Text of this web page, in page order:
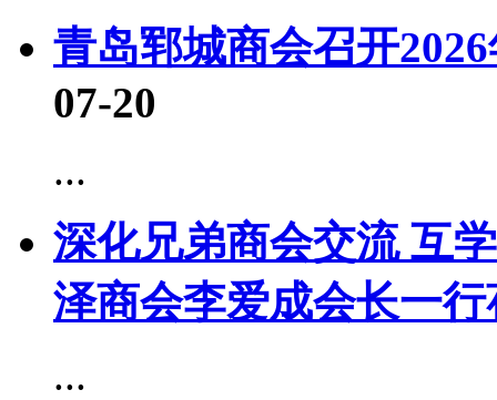
青岛郓城商会召开
07-20
...
深化兄弟商会交流 互
泽商会李爱成会长一
...